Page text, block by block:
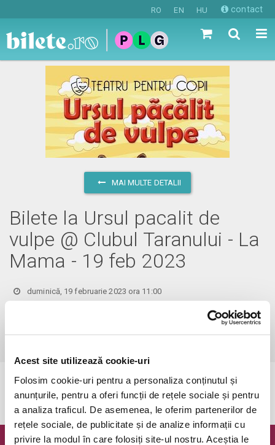
Acest site utilizează cookie-uri
Folosim cookie-uri pentru a personaliza conținutul și
anunțurile, pentru a oferi funcții de rețele sociale și pentru
a analiza traficul. De asemenea, le oferim partenerilor de
rețele sociale, de publicitate și de analize informații cu
privire la modul în care folosiți site-ul nostru. Aceștia le
RO EN HU contact
MAI MULTE DETALII
Bilete la Ursul pacalit de
vulpe @ Clubul Taranului - La
Mama - 19 feb 2023
duminică, 19 februarie 2023 ora 11:00
Evenimentul a expirat.